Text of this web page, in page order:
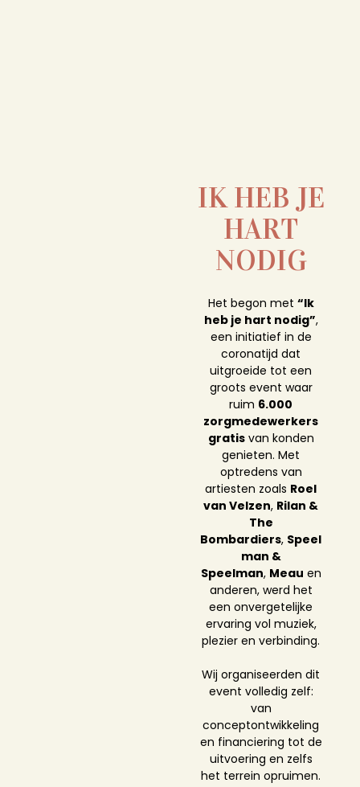
IK HEB JE
HART
NODIG
Het begon met “Ik
heb je hart nodig”,
een initiatief in de
coronatijd dat
uitgroeide tot een
groots event waar
ruim 6.000
zorgmedewerkers
gratisvan konden
genieten. Met
optredens van
artiesten zoals Roel
van Velzen, Rilan &
The
Bombardiers, Speel
man &
Speelman, Meau en
anderen, werd het
een onvergetelijke
ervaring vol muziek,
plezier en verbinding.
Wij organiseerden dit
event volledig zelf:
van
conceptontwikkeling
en financiering tot de
uitvoering en zelfs
het terrein opruimen.